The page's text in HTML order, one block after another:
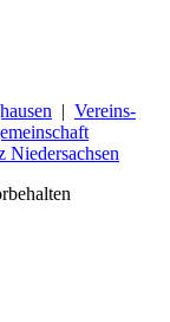
| Vereins-
Niedersachsen